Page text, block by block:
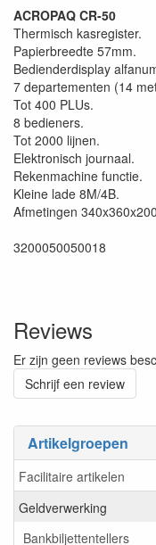
Artikelgroepen
Facilitaire artikelen
Geldverwerking
Bankbiljettentellers
ACROPAQ CR-50
Thermisch kasregister.
Papierbreedte 57mm.
Bedienderdisplay
7 departementen (14
Tot 400 PLUs.
8 bedieners.
Tot 2000 lijnen.
Elektronisch journaal.
Rekenmachine functie.
Kleine lade 8M/4B.
Afmetingen
3200050050018
Reviews
Er zijn geen reviews
Schrijf een review